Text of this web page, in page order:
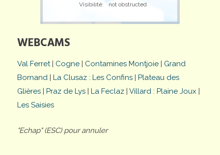
Visibilité: not obstructed
WEBCAMS
Val Ferret| Cogne | Contamines Montjoie | Grand
Bornand | La Clusaz : Les Confins | Plateau des
Glières | Praz de Lys | La Feclaz | Villard : Plaine Joux |
Les Saisies
"Echap" (ESC) pour annuler